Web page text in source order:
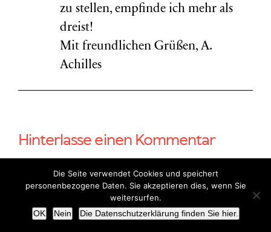
zu stellen, empfinde ich mehr als
dreist!
Mit freundlichen Grüßen, A.
Achilles
Hinterlasse einen Kommentar
KommentarDie Seite verwendet Cookies und speichert
personenbezogene Daten. Sie akzeptieren dies, wenn Sie
weitersurfen.
OK
Nein Die Datenschutzerklärung finden Sie hier.